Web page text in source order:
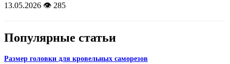
13.05.2026 👁️ 285
Популярные статьи
Размер головки для кровельных саморезов